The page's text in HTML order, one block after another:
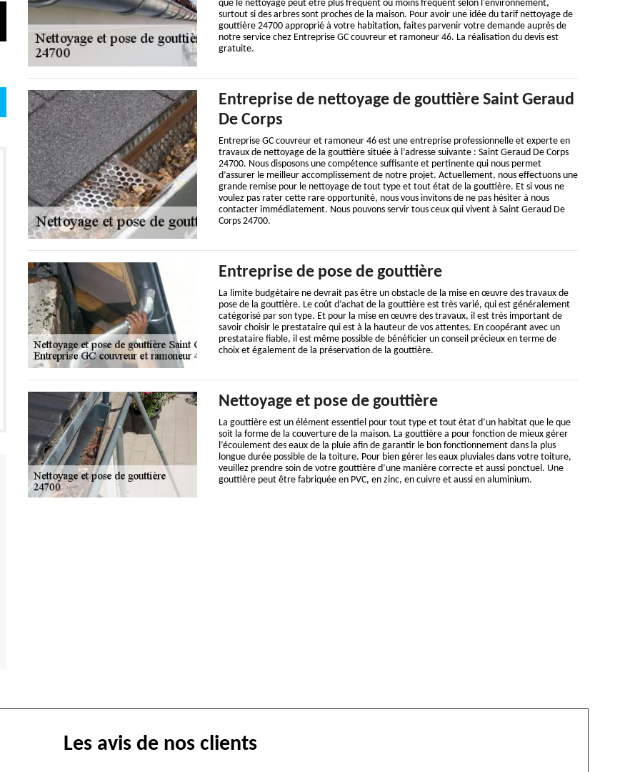
que le nettoyage peut être plus fréquent ou moins fréquent selon l'environnement,
surtout si des arbres sont proches de la maison. Pour avoir une idée du tarif nettoyage de
gouttière 24700 approprié à votre habitation, faites parvenir votre demande auprès de
notre service chez Entreprise GC couvreur et ramoneur 46. La réalisation du devis est
gratuite.
Entreprise de nettoyage de gouttière Saint Geraud
De Corps
Entreprise GC couvreur et ramoneur 46 est une entreprise professionnelle et experte en
travaux de nettoyage de la gouttière située à l’adresse suivante : Saint Geraud De Corps
24700. Nous disposons une compétence suffisante et pertinente qui nous permet
d’assurer le meilleur accomplissement de notre projet. Actuellement, nous effectuons une
grande remise pour le nettoyage de tout type et tout état de la gouttière. Et si vous ne
voulez pas rater cette rare opportunité, nous vous invitons de ne pas hésiter à nous
contacter immédiatement. Nous pouvons servir tous ceux qui vivent à Saint Geraud De
Corps 24700.
Entreprise de pose de gouttière
La limite budgétaire ne devrait pas être un obstacle de la mise en œuvre des travaux de
pose de la gouttière. Le coût d’achat de la gouttière est très varié, qui est généralement
catégorisé par son type. Et pour la mise en œuvre des travaux, il est très important de
savoir choisir le prestataire qui est à la hauteur de vos attentes. En coopérant avec un
prestataire fiable, il est même possible de bénéficier un conseil précieux en terme de
choix et également de la préservation de la gouttière.
Nettoyage et pose de gouttière
La gouttière est un élément essentiel pour tout type et tout état d’un habitat que le que
soit la forme de la couverture de la maison. La gouttière a pour fonction de mieux gérer
l’écoulement des eaux de la pluie afin de garantir le bon fonctionnement dans la plus
longue durée possible de la toiture. Pour bien gérer les eaux pluviales dans votre toiture,
veuillez prendre soin de votre gouttière d’une manière correcte et aussi ponctuel. Une
gouttière peut être fabriquée en PVC, en zinc, en cuivre et aussi en aluminium.
Les avis de nos clients